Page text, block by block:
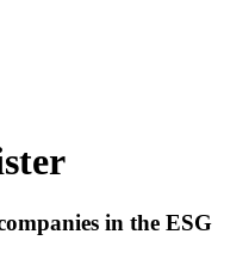
in the ESG